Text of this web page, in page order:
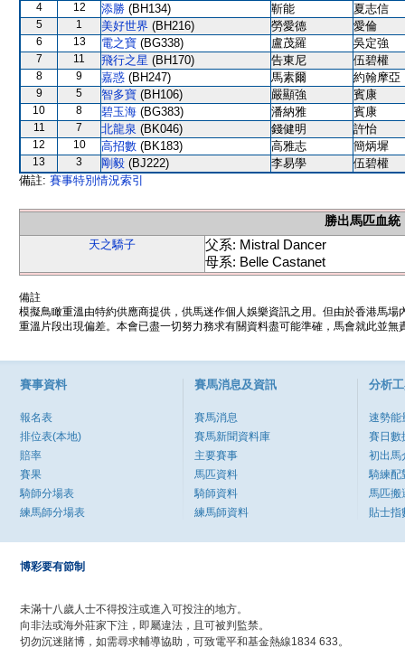
4 12 添勝 (BH134) 靳能 夏志信
5 1 美好世界 (BH216) 勞愛德 愛倫
6 13 電之寶 (BG338) 盧茂羅 吳定強
7 11 飛行之星 (BH170) 告東尼 伍碧權
8 9 嘉惑 (BH247) 馬素爾 約翰摩亞
9 5 智多寶 (BH106) 嚴顯強 賓康
10 8 碧玉海 (BG383) 潘納雅 賓康
11 7 北龍泉 (BK046) 錢健明 許怡
12 10 高招數 (BK183) 高雅志 簡炳墀
13 3 剛毅 (BJ222) 李易學
伍碧權
備註: 賽事特別情況索引
勝出馬匹血統
天之驕子
父系: Mistral Dancer
母系: Belle Castanet
備註
模擬鳥瞰重溫由特約供應商提供，供馬迷作個人娛樂資訊之用。但由於香港馬
重溫片段出現偏差。本會已盡一切努力務求有關資料盡可能準確，馬會就此並
賽事資料
報名表
排位表(本地)
賠率
賽果
騎師分場表
練馬師分場表
賽馬消息及資訊
賽馬消息
賽馬新聞資料庫
主要賽事
馬匹資料
騎師資料
練馬師資料
分析
速勢能
賽日數
初出馬
騎練配
馬匹搬
貼士指
博彩要有節制
未滿十八歲人士不得投注或進入可投注的地方。
向非法或海外莊家下注，即屬違法，且可被判監禁。
切勿沉迷賭博，如需尋求輔導協助，可致電平和基金熱線1834 633。